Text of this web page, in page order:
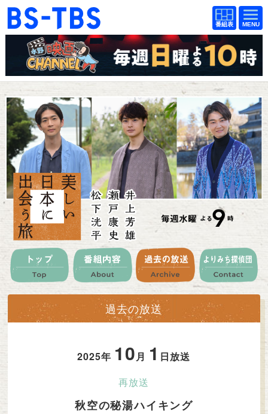
BS-TBS
番組
表
BS-TBS
番組
表
ドラマ 映画
紀行 報道
教養 スポーツ
音楽 エンタメ
アニメ ファンクラブ
検索
視聴方法 4K放送
イベント ショッピング
公式SNS プレゼント
ご意見・ご感想 会社情報
過去の放送
2025年 10月 1 日放送
再放送
秋空の秘湯ハイキング